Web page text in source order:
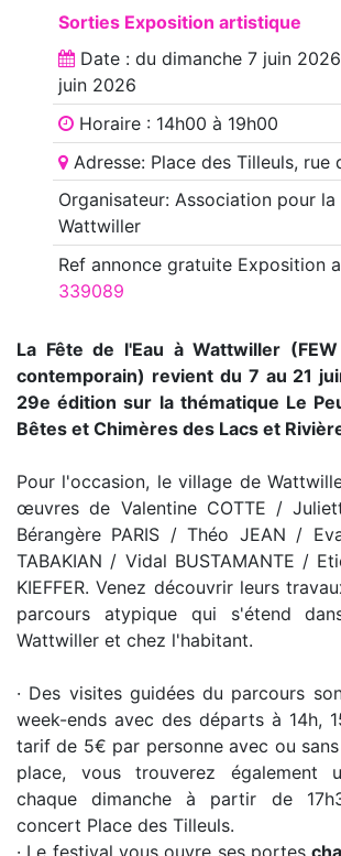
Sorties Exposition artistique
Date : du dimanche 7 juin 2026
juin 2026
Horaire : 14h00 à 19h00
Adresse: Place des Tilleuls, rue
Organisateur: Association pour la
Wattwiller
Ref annoncegratuite Exposition
339089
La Fête de l'Eau à Wattwiller
contemporain) revient du 7 au 21
29e édition sur la thématique Le
Bêtes et Chimères des Lacs et
Pour l'occasion, le village de
œuvres de Valentine COTTE /
Bérangère PARIS / Théo JEAN /
TABAKIAN / Vidal BUSTAMANTE /
KIEFFER. Venez découvrir leurs
parcours atypique qui s'étend
Wattwiller et chez l'habitant.
· Des visites guidées du parcours
week-ends avec des départs à 14h,
tarif de 5€ par personne avec ou
place, vous trouverez également
chaque dimanche à partir de
concert Place des Tilleuls.
· Le festival vous ouvre ses portes